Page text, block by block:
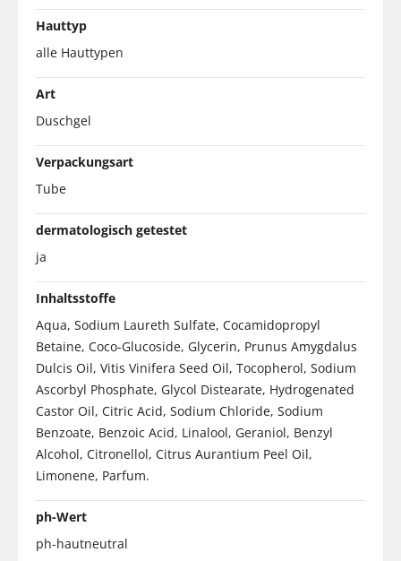
Hauttyp
alle Hauttypen
Art
Duschgel
Verpackungsart
Tube
dermatologisch getestet
ja
Inhaltsstoffe
Aqua, Sodium Laureth Sulfate, Cocamidopropyl
Betaine, Coco-Glucoside, Glycerin, Prunus Amygdalus
Dulcis Oil, Vitis Vinifera Seed Oil, Tocopherol, Sodium
Ascorbyl Phosphate, Glycol Distearate, Hydrogenated
Castor Oil, Citric Acid, Sodium Chloride, Sodium
Benzoate, Benzoic Acid, Linalool, Geraniol, Benzyl
Alcohol, Citronellol, Citrus Aurantium Peel Oil,
Limonene, Parfum.
ph-Wert
ph-hautneutral